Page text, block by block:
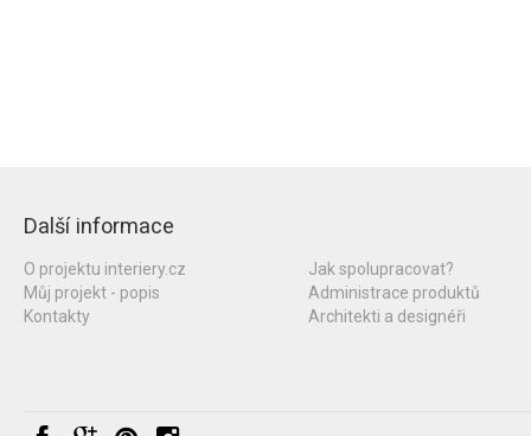
Další informace
O projektu interiery.cz
Můj projekt - popis
Kontakty
Jak spolupracovat?
Administrace produktů
Architekti a designéři